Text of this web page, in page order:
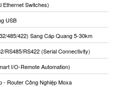
Ethernet Switches)
USB
485/422) Sang Cáp Quang 5-30km
RS485/RS422 (Serial Connectivity)
I/O-Remote Automation)
- Router Công Nghiệp Moxa